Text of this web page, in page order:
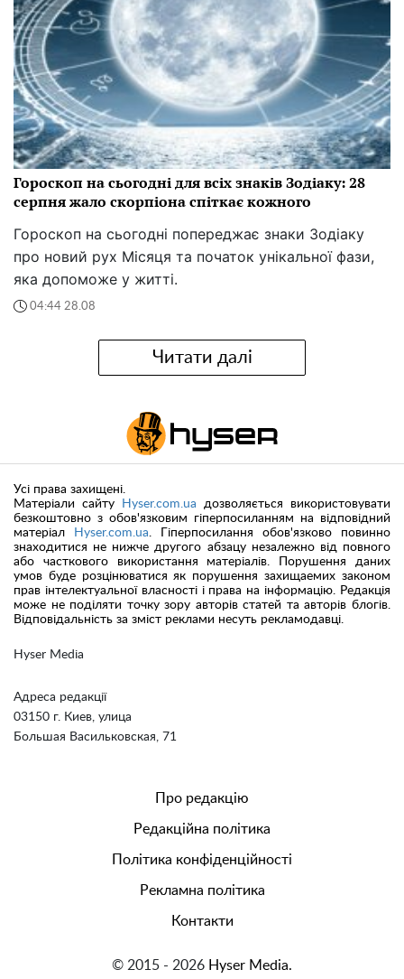
Гороскоп на сьогодні для всіх знаків Зодіаку: 28
серпня жало скорпіона спіткає кожного
Гороскоп на сьогодні попереджає знаки Зодіаку
про новий рух Місяця та початок унікальної фази,
яка допоможе у житті.
04:44 28.08
Читати далі
Hyser Media
Адреса редакції
03150 г. Киев, улица
Большая Васильковская, 71
Усі права захищені.
Матеріали сайту
Hyser.com.ua дозволяється використовувати
безкоштовно з обов'язковим гіперпосиланням на відповідний
матеріал
Hyser.com.ua. Гіперпосилання обов'язково повинно
знаходитися не нижче другого абзацу незалежно від повного
або часткового використання матеріалів. Порушення даних
умов буде розцінюватися як порушення захищаемих законом
прав інтелектуальної власності і права на інформацію. Редакція
може не поділяти точку зору авторів статей та авторів блогів.
Відповідальність за зміст реклами несуть рекламодавці.
Про редакцію
Редакційна політика
Політика конфіденційності
Рекламна політика
Контакти
© 2015 - 2026 Hyser Media.